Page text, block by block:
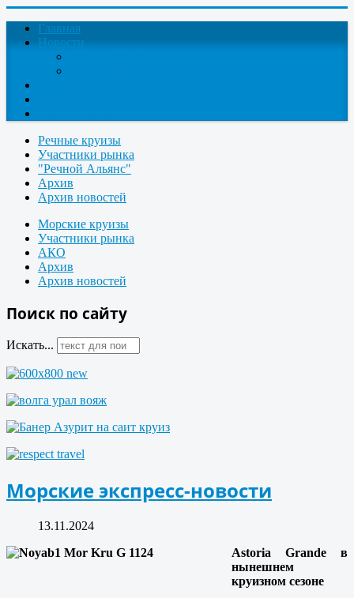
Главная
Новости
Речные круизы
Участники рынка
"Речной Альянс"
Архив
Архив новостей
Морские круизы
Участники рынка
АКО
Архив
Архив новостей
Поиск по сайту
Искать...
Морские экспресс-новости
13.11.2024
Astoria Grande в
нынешнем
круизном сезоне